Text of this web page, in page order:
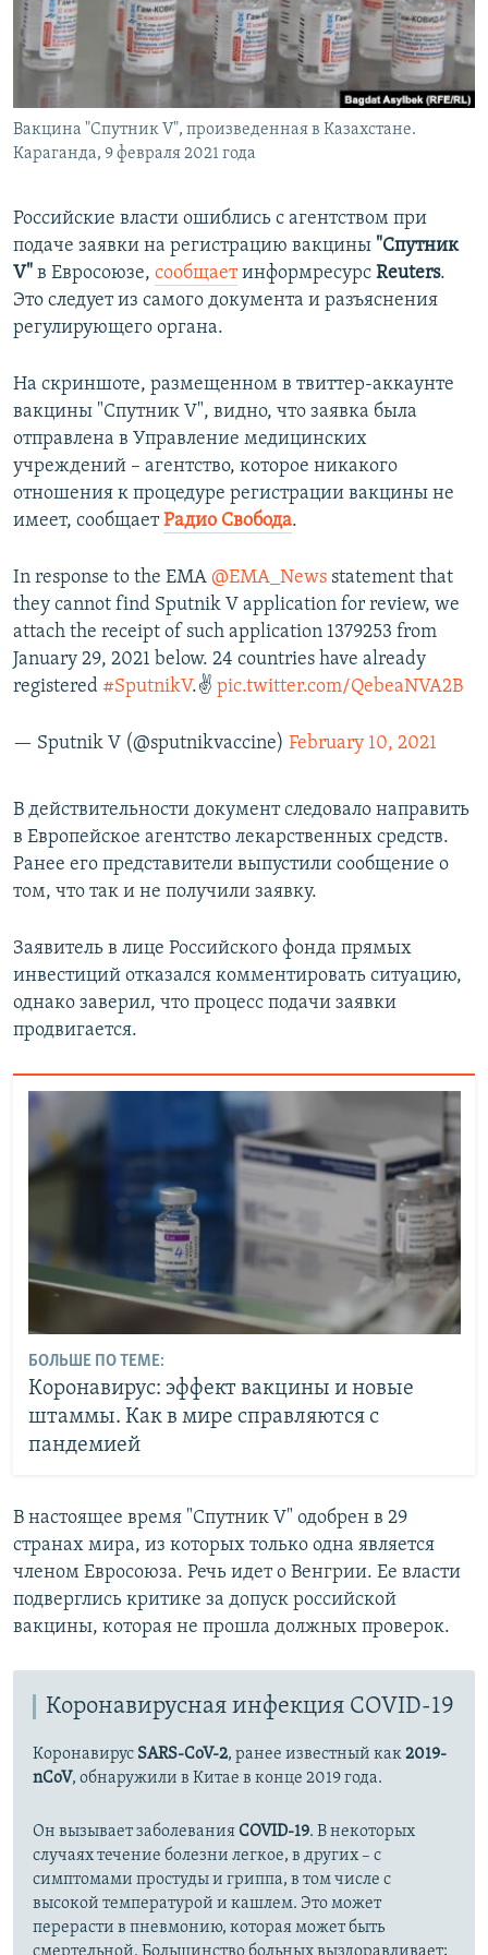
ПОБЕДИТЕЛЕЙ НЕ СУДЯТ?
КРЫМ.НЕПОКОРЕННЫЙ
ELIFBE
УКРАИНСКАЯ ПРОБЛЕМА КРЫМА
ПРИСОЕДИНЯЙТЕСЬ!
Все сайты RFE/RL
Вакцина "Спутник V", произведенная в Казахстане.
Караганда, 9 февраля 2021 года
Российские власти ошиблись с агентством при
подаче заявки на регистрацию вакцины "Спутник
V" в Евросоюзе, сообщаетинформресурс Reuters.
Это следует из самого документа и разъяснения
регулирующего органа.
На скриншоте, размещенном в твиттер-аккаунте
вакцины "Спутник V", видно, что заявка была
отправлена в Управление медицинских
учреждений – агентство, которое никакого
отношения к процедуре регистрации вакцины не
имеет, сообщаетРадио Свобода.
In response to the EMA @EMA_News statement that
they cannot find Sputnik V application for review, we
attach the receipt of such application 1379253 from
January 29, 2021 below. 24 countries have already
registered #SputnikV.✌️ pic.twitter.com/QebeaNVA2B
— Sputnik V (@sputnikvaccine) February 10, 2021
В действительности документ следовало направить
в Европейское агентство лекарственных средств.
Ранее его представители выпустили сообщение о
том, что так и не получили заявку.
Заявитель в лице Российского фонда прямых
инвестиций отказался комментировать ситуацию,
однако заверил, что процесс подачи заявки
продвигается.
БОЛЬШЕ ПО ТЕМЕ:
Коронавирус: эффект вакцины и новые
штаммы. Как в мире справляются с
пандемией
В настоящее время "Спутник V" одобрен в 29
странах мира, из которых только одна является
членом Евросоюза. Речь идет о Венгрии. Ее власти
подверглись критике за допуск российской
вакцины, которая не прошла должных проверок.
Коронавирусная инфекция COVID-19
Коронавирус SARS-CoV-2, ранее известный как2019-
nCoV, обнаружили в Китае в конце 2019 года.
Он вызывает заболеванияCOVID-19. В некоторых
случаях течение болезни легкое, в других – с
симптомами простуды и гриппа, в том числе с
высокой температурой и кашлем. Это может
перерасти в пневмонию, которая может быть
смертельной. Большинство больных выздоравливает;